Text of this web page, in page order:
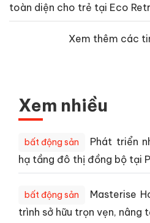
toàn diện cho trẻ tại Eco
Xem thêm các
Xem nhiều
bất động sản
Phát triển
hạ tầng đô thị đồng bộ tại
bất động sản
Masterise
trình sở hữu trọn vẹn, nâng